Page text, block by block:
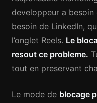
developpeur a besoin
besoin de LinkedIn,
l’onglet Reels. Le
resout ce probleme.
tout en preservant
Le mode de blocage